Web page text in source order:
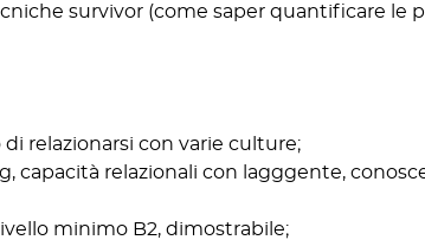
survivor (come saper quantificare le
relazionarsi con varie culture;
capacità relazionali con lagggente,
minimo B2, dimostrabile;